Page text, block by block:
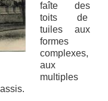
faîte des
toits de
tuiles aux
formes
complexes,
aux
multiples